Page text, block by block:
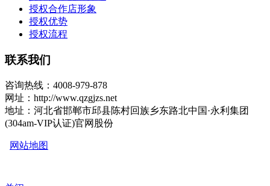
授权合作店形象
授权优势
授权流程
联系我们
咨询热线：4008-979-878
网址：http://www.qzgjzs.net
地址：河北省邯郸市邱县陈村回族乡东路北中国·永利集团
(304am-VIP认证)官网股份
网站地图